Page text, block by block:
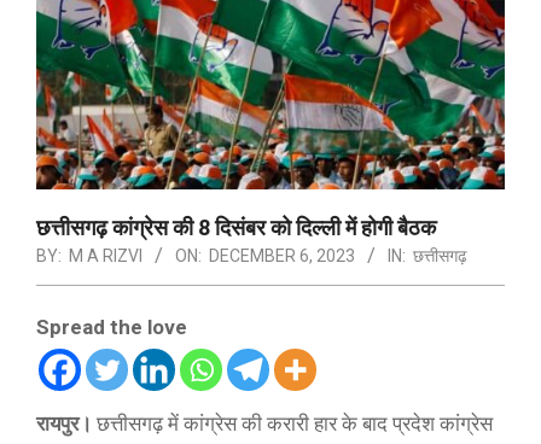
छत्तीसगढ़ कांग्रेस की 8 दिसंबर को दिल्ली में होगी बैठक
BY: M A RIZVI ON: DECEMBER 6, 2023 IN: छत्तीसगढ़
Spread the love
रायपुर। छत्तीसगढ़ में कांग्रेस की करारी हार के बाद प्रदेश कांग्रेस